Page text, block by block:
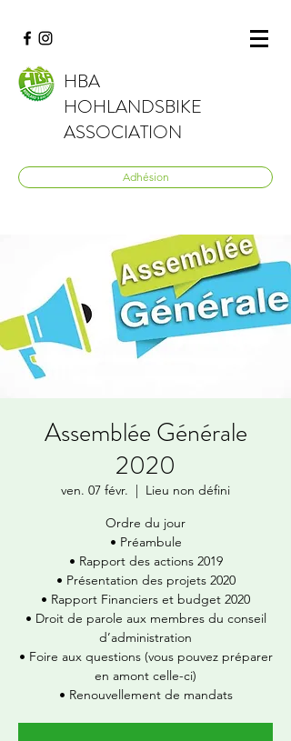
HBA
HOHLANDSBIKE
ASSOCIATION
Adhésion
Assemblée Générale
2020
ven. 07 févr.
  |
Lieu non défini
Ordre du jour
• Préambule
• Rapport des actions 2019
• Présentation des projets 2020
• Rapport Financiers et budget 2020
• Droit de parole aux membres du conseil
d’administration
• Foire aux questions (vous pouvez préparer
en amont celle-ci)
• Renouvellement de mandats